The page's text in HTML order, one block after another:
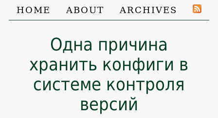
HOME ABOUT ARCHIVES
Одна причина
хранить конфиги в
системе контроля
версий